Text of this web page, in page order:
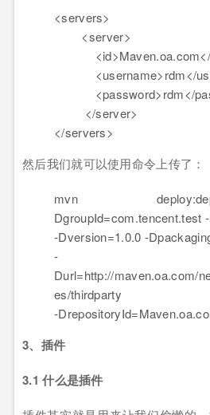
<servers>
<server>
<id>Maven.oa.com
<username>rdm</
<password>rdm</
</server>
</servers>
然后我们就可以使用命令上传了：
mvn
DgroupId=com.tencent.test
-Dversion=1.0.0 -
-
Durl=http://maven.oa.com/
es/thirdparty
-DrepositoryId=Maven
3、插件
3.1 什么是插件